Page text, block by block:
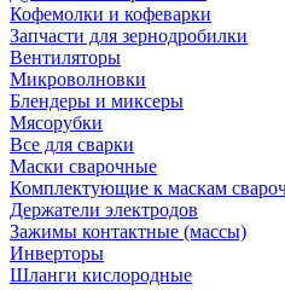
Кофемолки и кофеварки
Запчасти для зернодробилки
Вентиляторы
Микроволновки
Блендеры и миксеры
Мясорубки
Все для сварки
Маски сварочные
Комплектующие к маскам
Держатели электродов
Зажимы контактные (массы)
Инверторы
Шланги кислородные